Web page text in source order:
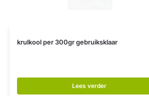
krulkool per 300gr gebruiksklaar
Lees verder